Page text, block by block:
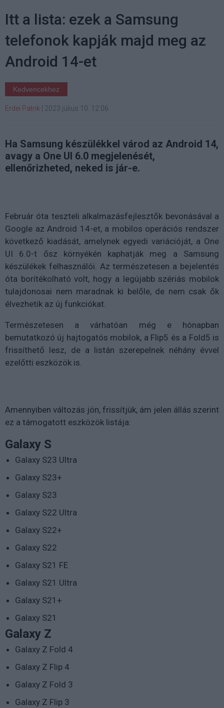
Itt a lista: ezek a Samsung
telefonok kapják majd meg az
Android 14-et
Kedvencekhez
Erdei Patrik 2023 július 10. 12:06
Ha Samsung készülékkel várod az Android 14,
avagy a One UI 6.0 megjelenését,
ellenőrizheted, neked is jár-e.
Február óta teszteli alkalmazásfejlesztők bevonásával a
Google az Android 14-et, a mobilos operációs rendszer
következő kiadását, amelynek egyedi variációját, a One
UI 6.0-t ősz környékén kaphatják meg a Samsung
készülékek felhasználói. Az természetesen a bejelentés
óta borítékolható volt, hogy a legújabb szériás mobilok
tulajdonosai nem maradnak ki belőle, de nem csak ők
élvezhetik az új funkciókat.
Természetesen a várhatóan még e hónapban
bemutatkozó új hajtogatós mobilok, a Flip5 és a Fold5 is
frissíthető lesz, de a listán szerepelnek néhány évvel
ezelőtti eszközök is.
Amennyiben változás jön, frissítjük, ám jelen állás szerint
ez a támogatott eszközök listája:
Galaxy S
Galaxy S23 Ultra
Galaxy S23+
Galaxy S23
Galaxy S22 Ultra
Galaxy S22+
Galaxy S22
Galaxy S21 FE
Galaxy S21 Ultra
Galaxy S21+
Galaxy S21
Galaxy Z
Galaxy Z Fold 4
Galaxy Z Flip 4
Galaxy Z Fold 3
Galaxy Z Flip 3